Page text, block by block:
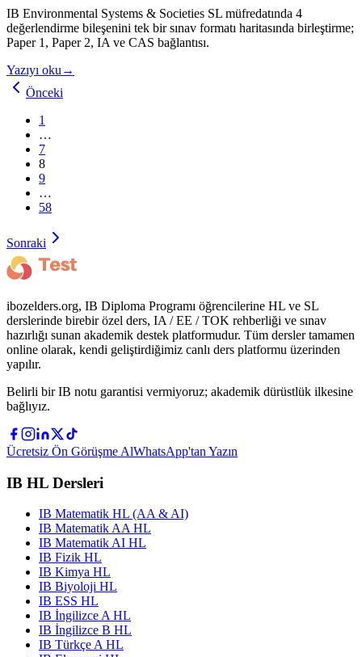
IB Environmental Systems & Societies SL müfredatında 4
değerlendirme bileşenini tek bir sınav formatı haritasında birleştirme;
Paper 1, Paper 2, IA ve CAS bağlantısı.
Yazıyı oku →
Önceki
1
…
7
8
9
…
58
Sonraki
ibozelders.org, IB Diploma Programı öğrencilerine HL ve SL
derslerinde birebir özel ders, IA / EE / TOK rehberliği ve sınav
hazırlığı sunan akademik destek platformudur. Tüm dersler tamamen
online olarak, kendi geliştirdiğimiz canlı ders platformu üzerinden
yapılır.
Belirli bir IB notu garantisi vermiyoruz; akademik dürüstlük ilkesine
bağlıyız.
Ücretsiz Ön Görüşme AlWhatsApp'tan Yazın
IB HL Dersleri
IB Matematik HL (AA & AI)
IB Matematik AA HL
IB Matematik AI HL
IB Fizik HL
IB Kimya HL
IB Biyoloji HL
IB ESS HL
IB İngilizce A HL
IB İngilizce B HL
IB Türkçe A HL